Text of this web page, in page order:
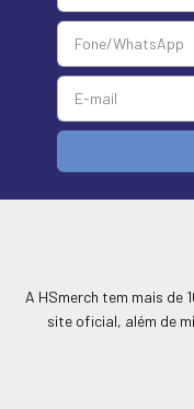
A HSmerch tem mais
site oficial, além de